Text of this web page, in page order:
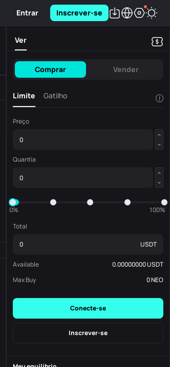
Entrar Inscrever-se
Ver
Comprar Vender
Limite Gatilho !
Preço
Quantia
0%
100%
Total
USDT
Available 0.00000000USDT
Max Buy
0NEO
Conecte-se
Inscrever-se